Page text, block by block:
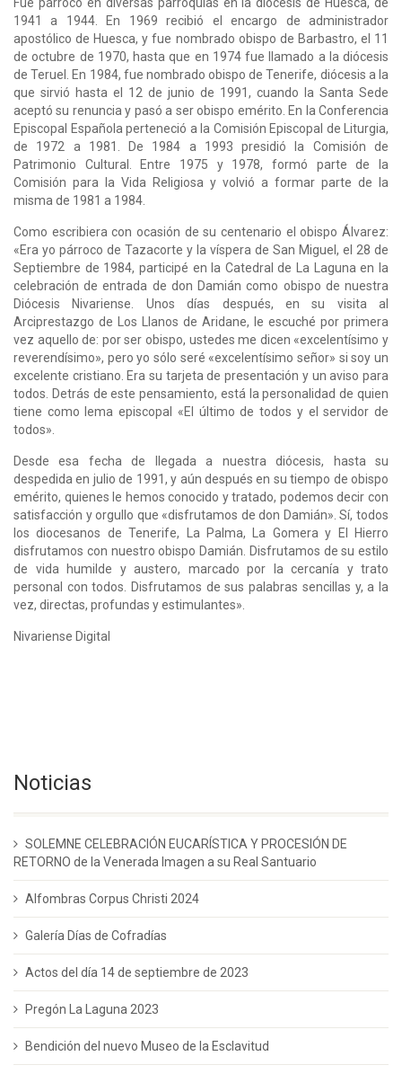
1941 a 1944. En 1969 recibió el encargo de administrador
apostólico de Huesca, y fue nombrado obispo de Barbastro, el 11
de octubre de 1970, hasta que en 1974 fue llamado a la diócesis
de Teruel. En 1984, fue nombrado obispo de Tenerife, diócesis a la
que sirvió hasta el 12 de junio de 1991, cuando la Santa Sede
aceptó su renuncia y pasó a ser obispo emérito. En la Conferencia
Episcopal Española perteneció a la Comisión Episcopal de Liturgia,
de 1972 a 1981. De 1984 a 1993 presidió la Comisión de
Patrimonio Cultural. Entre 1975 y 1978, formó parte de la
Comisión para la Vida Religiosa y volvió a formar parte de la
misma de 1981 a 1984.
Como escribiera con ocasión de su centenario el obispo Álvarez:
«Era yo párroco de Tazacorte y la víspera de San Miguel, el 28 de
Septiembre de 1984, participé en la Catedral de La Laguna en la
celebración de entrada de don Damián como obispo de nuestra
Diócesis Nivariense. Unos días después, en su visita al
Arciprestazgo de Los Llanos de Aridane, le escuché por primera
vez aquello de: por ser obispo, ustedes me dicen «excelentísimo y
reverendísimo», pero yo sólo seré «excelentísimo señor» si soy un
excelente cristiano. Era su tarjeta de presentación y un aviso para
todos. Detrás de este pensamiento, está la personalidad de quien
tiene como lema episcopal «El último de todos y el servidor de
todos».
Desde esa fecha de llegada a nuestra diócesis, hasta su
despedida en julio de 1991, y aún después en su tiempo de obispo
emérito, quienes le hemos conocido y tratado, podemos decir con
satisfacción y orgullo que «disfrutamos de don Damián». Sí, todos
los diocesanos de Tenerife, La Palma, La Gomera y El Hierro
disfrutamos con nuestro obispo Damián. Disfrutamos de su estilo
de vida humilde y austero, marcado por la cercanía y trato
personal con todos. Disfrutamos de sus palabras sencillas y, a la
vez, directas, profundas y estimulantes».
Nivariense Digital
Noticias
SOLEMNE CELEBRACIÓN EUCARÍSTICA Y PROCESIÓN DE
RETORNO de la Venerada Imagen a su Real Santuario
Alfombras Corpus Christi 2024
Galería Días de Cofradías
Actos del día 14 de septiembre de 2023
Pregón La Laguna 2023
Bendición del nuevo Museo de la Esclavitud